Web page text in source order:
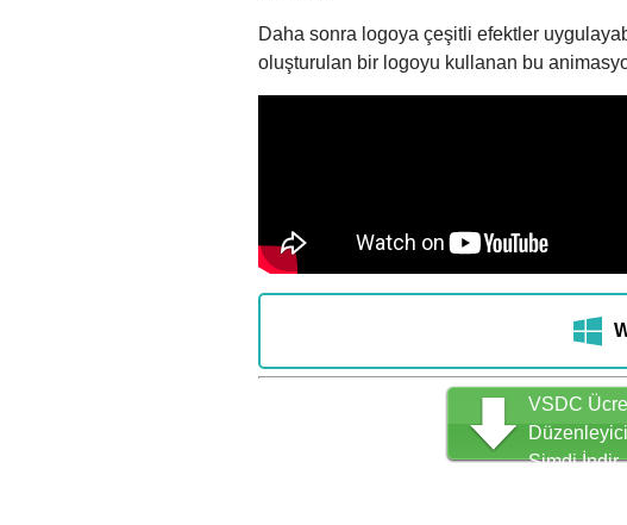
Daha sonra logoya çeşitli efektler
oluşturulan bir logoyu kullanan bu
VSDC
Şimdi İndir